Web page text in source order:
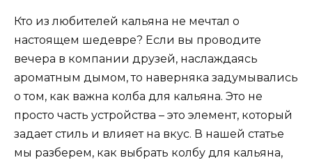
Кто из любителей кальяна не мечтал о
настоящем шедевре? Если вы проводите
вечера в компании друзей, наслаждаясь
ароматным дымом, то наверняка задумывались
о том, как важна колба для кальяна. Это не
просто часть устройства – это элемент, который
задает стиль и влияет на вкус. В нашей статье
мы разберем, как выбрать колбу для кальяна,